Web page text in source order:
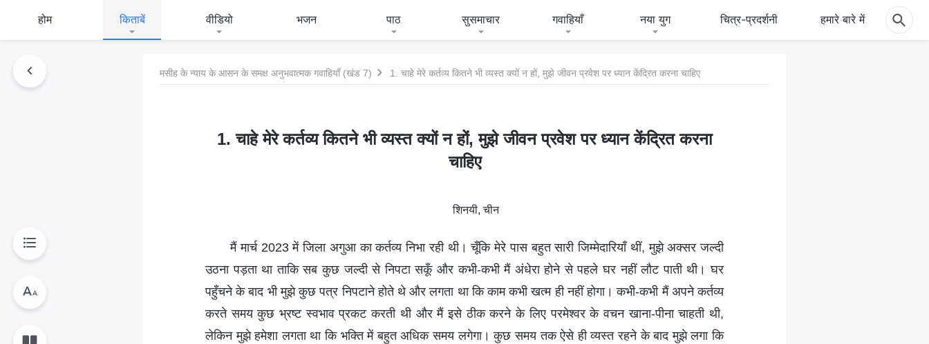
होम किताबें वीडियो भजन पाठ सुसमाचार गवाहियाँ नया युग चित्र-प्रदर्शनी हमारे बारे में
मसीह के न्याय के आसन के समक्ष अनुभवात्मक गवाहियाँ (खंड 7) 1. चाहे मेरे कर्तव्य कितने भी व्यस्त क्यों न हों, मुझे जीवन प्रवेश पर ध्यान केंद्रित करना चाहिए
1. चाहे मेरे कर्तव्य कितने भी व्यस्त क्यों न हों, मुझे जीवन प्रवेश पर ध्यान केंद्रित करना
चाहिए
शिनयी, चीन
मैं मार्च 2023 में जिला अगुआ का कर्तव्य निभा रही थी। चूँकि मेरे पास बहुत सारी जिम्मेदारियाँ थीं, मुझे अक्सर जल्दी
उठना पड़ता था ताकि सब कुछ जल्दी से निपटा सकूँ और कभी-कभी मैं अंधेरा होने से पहले घर नहीं लौट पाती थी। घर
पहुँचने के बाद भी मुझे कुछ पत्र निपटाने होते थे और लगता था कि काम कभी खत्म ही नहीं होगा। कभी-कभी मैं अपने कर्तव्य
करते समय कुछ भ्रष्ट स्वभाव प्रकट करती थी और मैं इसे ठीक करने के लिए परमेश्वर के वचन खाना-पीना चाहती थी,
लेकिन मुझे हमेशा लगता था कि भक्ति में बहुत अधिक समय लगेगा। कुछ समय तक ऐसे ही व्यस्त रहने के बाद मुझे लगा कि